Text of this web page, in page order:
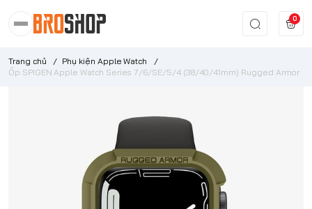
0
Trang chủ / Phụ kiện Apple Watch
/
Ốp SPIGEN Apple Watch Series 7/6/SE/5/4 (38/40/41mm) Rugged Armor